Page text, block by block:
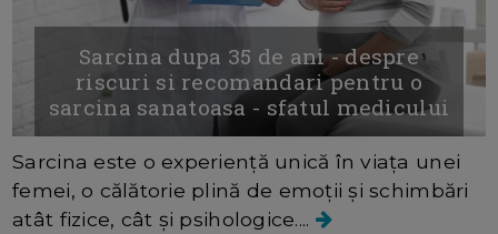
Sarcina dupa 35 de ani - despre
riscuri si recomandari pentru o
sarcina sanatoasa - sfatul medicului
Sarcina este o experiență unică în viața unei
femei, o călătorie plină de emoții și schimbări
atât fizice, cât și psihologice....